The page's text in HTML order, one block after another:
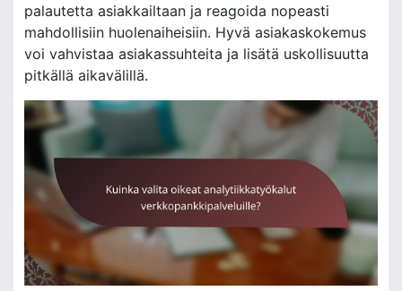
palautetta asiakkailtaan ja reagoida nopeasti
mahdollisiin huolenaiheisiin. Hyvä asiakaskokemus
voi vahvistaa asiakassuhteita ja lisätä uskollisuutta
pitkällä aikavälillä.